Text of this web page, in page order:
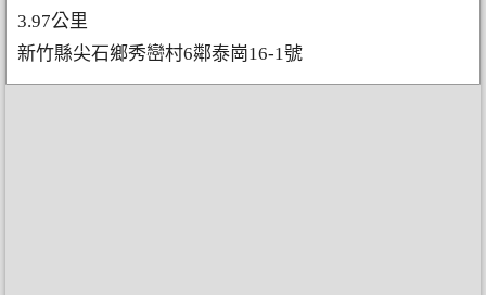
3.97公里
新竹縣尖石鄉秀巒村6鄰泰崗16-1號